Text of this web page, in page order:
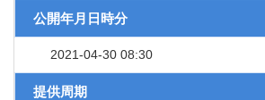
公開年月日時分
2021-04-30 08:30
提供周期